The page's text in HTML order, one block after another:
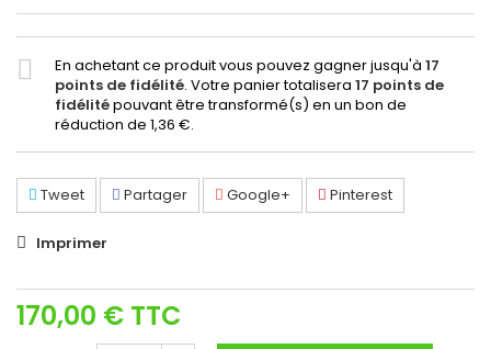
En achetant ce produit vous pouvez gagner jusqu'à 17
points de fidélité. Votre panier totalisera 17 points de
fidélitépouvant être transformé(s) en un bon de
réduction de 1,36 €.
Tweet Partager Google+ Pinterest
Imprimer
170,00 € TTC